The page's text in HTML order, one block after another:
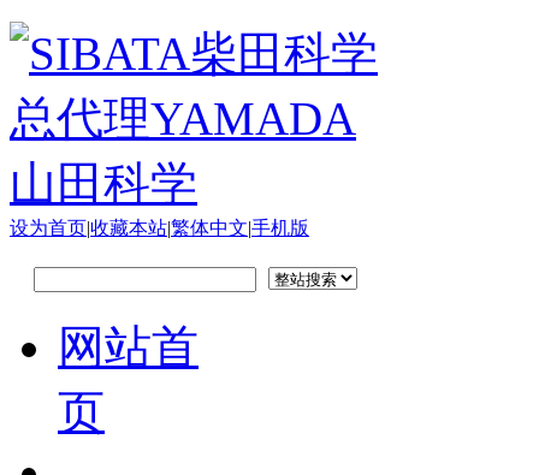
设为首页|收藏本站|繁体中文|手机版
网站首
页